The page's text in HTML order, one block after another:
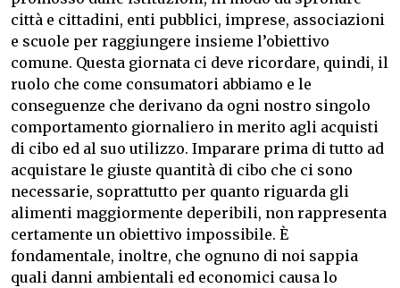
città e cittadini, enti pubblici, imprese, associazioni
e scuole per raggiungere insieme l’obiettivo
comune. Questa giornata ci deve ricordare, quindi, il
ruolo che come consumatori abbiamo e le
conseguenze che derivano da ogni nostro singolo
comportamento giornaliero in merito agli acquisti
di cibo ed al suo utilizzo. Imparare prima di tutto ad
acquistare le giuste quantità di cibo che ci sono
necessarie, soprattutto per quanto riguarda gli
alimenti maggiormente deperibili, non rappresenta
certamente un obiettivo impossibile. È
fondamentale, inoltre, che ognuno di noi sappia
quali danni ambientali ed economici causa lo